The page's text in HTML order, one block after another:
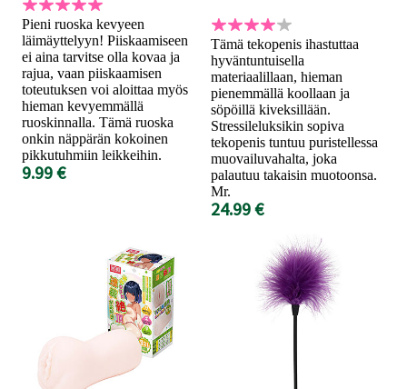
Pieni ruoska kevyeen
läimäyttelyyn! Piiskaamiseen
ei aina tarvitse olla kovaa ja
rajua, vaan piiskaamisen
toteutuksen voi aloittaa myös
hieman kevyemmällä
ruoskinnalla. Tämä ruoska
onkin näppärän kokoinen
pikkutuhmiin leikkeihin.
9.99 €
Tämä tekopenis ihastuttaa
hyväntuntuisella
materiaalillaan, hieman
pienemmällä koollaan ja
söpöillä kiveksillään.
Stressileluksikin sopiva
tekopenis tuntuu puristellessa
muovailuvahalta, joka
palautuu takaisin muotoonsa.
Mr.
24.99 €